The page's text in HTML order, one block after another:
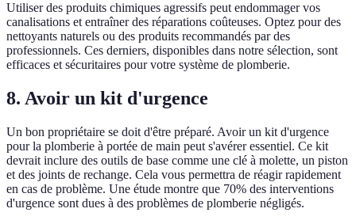
Utiliser des produits chimiques agressifs peut endommager vos
canalisations et entraîner des réparations coûteuses. Optez pour des
nettoyants naturels ou des produits recommandés par des
professionnels. Ces derniers, disponibles dans notre sélection, sont
efficaces et sécuritaires pour votre système de plomberie.
8. Avoir un kit d'urgence
Un bon propriétaire se doit d'être préparé. Avoir un kit d'urgence
pour la plomberie à portée de main peut s'avérer essentiel. Ce kit
devrait inclure des outils de base comme une clé à molette, un piston
et des joints de rechange. Cela vous permettra de réagir rapidement
en cas de problème. Une étude montre que 70% des interventions
d'urgence sont dues à des problèmes de plomberie négligés.